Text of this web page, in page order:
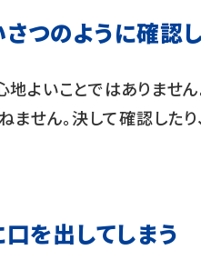
さつのように確認
よいことではありませ
せん。決して確認したり
口を出してしまう